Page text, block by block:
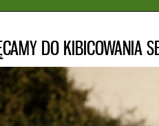
DO KIBICOWANIA